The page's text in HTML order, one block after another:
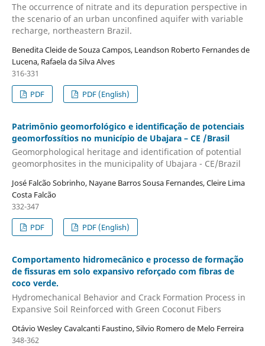
The occurrence of nitrate and its depuration perspective in
the scenario of an urban unconfined aquifer with variable
recharge, northeastern Brazil.
Benedita Cleide de Souza Campos, Leandson Roberto Fernandes de
Lucena, Rafaela da Silva Alves
316-331
PDF
PDF (English)
Patrimônio geomorfológico e identificação de potenciais
geomorfossítios no município de Ubajara – CE /Brasil
Geomorphological heritage and identification of potential
geomorphosites in the municipality of Ubajara - CE/Brazil
José Falcão Sobrinho, Nayane Barros Sousa Fernandes, Cleire Lima
Costa Falcão
332-347
PDF
PDF (English)
Comportamento hidromecânico e processo de formação
de fissuras em solo expansivo reforçado com fibras de
coco verde.
Hydromechanical Behavior and Crack Formation Process in
Expansive Soil Reinforced with Green Coconut Fibers
Otávio Wesley Cavalcanti Faustino, Silvio Romero de Melo Ferreira
348-362